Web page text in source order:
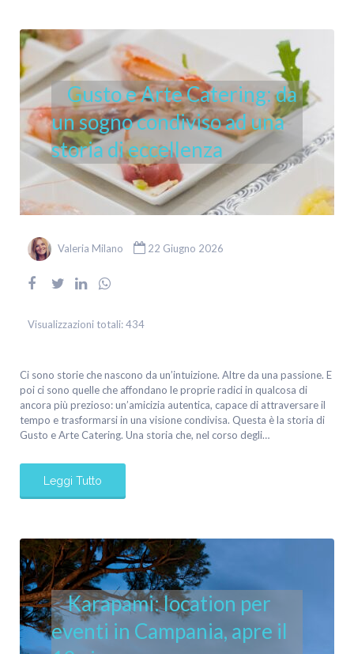
Gusto e Arte Catering: da
un sogno condiviso ad una
storia di eccellenza
Valeria Milano 22 Giugno 2026
Visualizzazioni totali:434
Ci sono storie che nascono da un’intuizione. Altre da una passione. E
poi ci sono quelle che affondano le proprie radici in qualcosa di
ancora più prezioso: un’amicizia autentica, capace di attraversare il
tempo e trasformarsi in una visione condivisa. Questa è la storia di
Gusto e Arte Catering. Una storia che, nel corso degli…
Leggi Tutto
Karapami: location per
eventi in Campania, apre il